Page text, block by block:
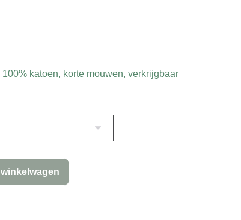
katoen, korte mouwen, verkrijgbaar